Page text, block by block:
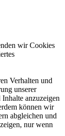
wir Cookies
Verhalten und
unserer
anzuzeigen
können wir
abgleichen und
nur wenn